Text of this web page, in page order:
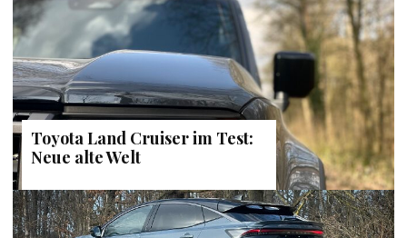
Toyota Land Cruiser im Test:
Neue alte Welt